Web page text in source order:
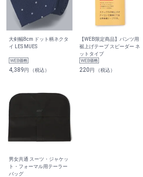
大剣幅8cm ドット柄ネクタ
イ LES MUES
4,389円 （税込）
【WEB限定商品】パンツ用
裾上げテープ スピーダー ネ
ットタイプ
220円 （税込）
男女共通 スーツ・ジャケッ
ト・フォーマル用テーラー
バッグ